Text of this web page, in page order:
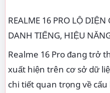
REALME 16 PRO LỘ
DANH TIẾNG, HIỆU
Realme 16 Pro đang trở
xuất hiện trên cơ sở dữ
chi tiết quan trọng về